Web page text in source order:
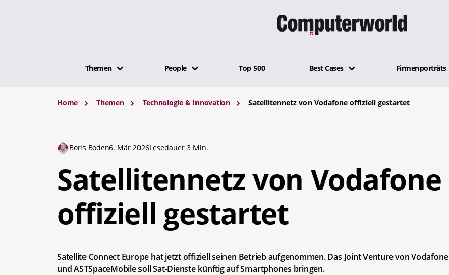
Themen People Top 500 Best Cases Firmenporträts
Home Themen Technologie & Innovation Satellitennetz von Vodafone offiziell gestartet
Boris Boden6. Mär 2026Lesedauer 3 Min.
Satellitennetz von Vodafone
offiziell gestartet
Satellite Connect Europe hat jetzt offiziell seinen Betrieb aufgenommen. Das Joint Venture von Vodafone
und ASTSpaceMobile soll Sat-Dienste künftig auf Smartphones bringen.